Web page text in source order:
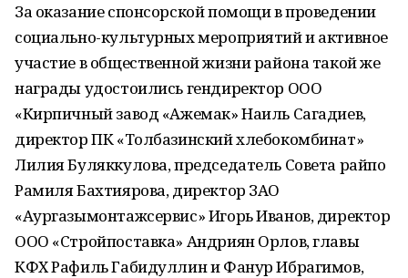
За оказание спонсорской помощи в проведении
социально-культурных мероприятий и активное
участие в общественной жизни района такой же
награды удостоились гендиректор ООО
«Кирпичный завод «Ажемак» Наиль Сагадиев,
директор ПК «Толбазинский хлебокомбинат»
Лилия Буляккулова, председатель Совета райпо
Рамиля Бахтиярова, директор ЗАО
«Аургазымонтажсервис» Игорь Иванов, директор
ООО «Стройпоставка» Андриян Орлов, главы
КФХ Рафиль Габидуллин и Фанур Ибрагимов,